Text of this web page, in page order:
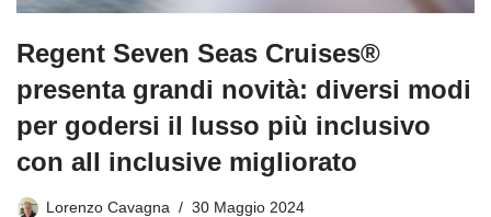
Regent Seven Seas Cruises®
presenta grandi novità: diversi modi
per godersi il lusso più inclusivo
con all inclusive migliorato
Lorenzo Cavagna 30 Maggio 2024